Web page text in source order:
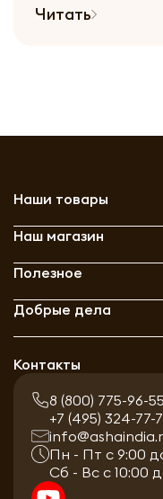
Читать
Наши товары
Наш магазин
Полезное
Добрые дела
Контакты
8 (800) 775-96-55
+7 (495) 324-77-
Пн - Пт с 9:00
Сб - Вс с 10:00